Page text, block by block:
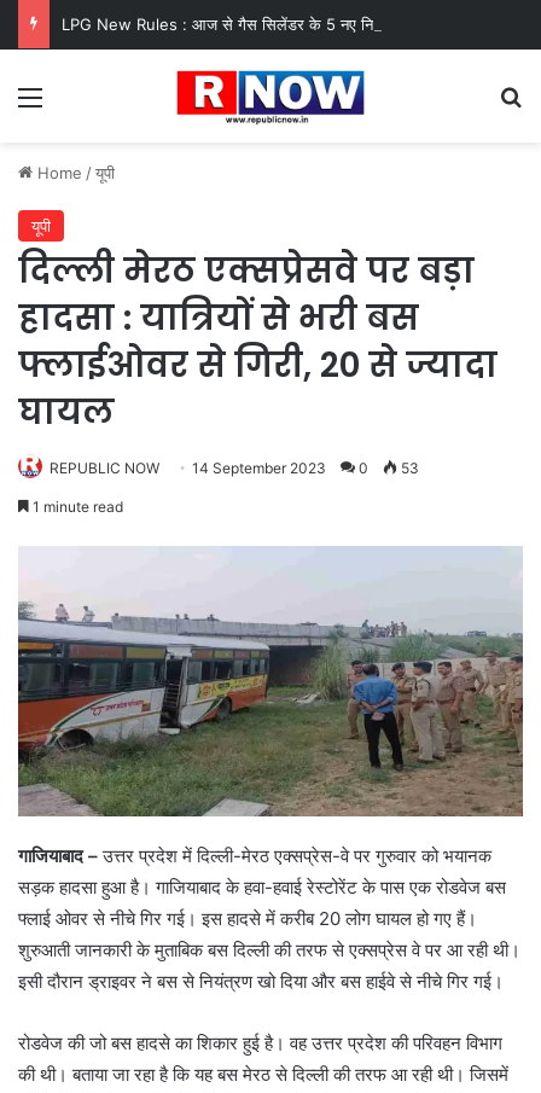
Menu
Home /यूपी
यूपी
दिल्ली मेरठ एक्सप्रेसवे पर बड़ा
हादसा : यात्रियों से भरी बस
फ्लाईओवर से गिरी, 20 से ज्यादा
घायल
REPUBLIC NOW 14 September 2023 0 53
1 minute read
गाजियाबाद –उत्तर प्रदेश में दिल्ली-मेरठ एक्सप्रेस-वे पर गुरुवार को भयानक
सड़क हादसा हुआ है। गाजियाबाद के हवा-हवाई रेस्टोरेंट के पास एक रोडवेज बस
फ्लाई ओवर से नीचे गिर गई। इस हादसे में करीब 20 लोग घायल हो गए हैं।
शुरुआती जानकारी के मुताबिक बस दिल्ली की तरफ से एक्सप्रेस वे पर आ रही थी।
इसी दौरान ड्राइवर ने बस से नियंत्रण खो दिया और बस हाईवे से नीचे गिर गई।
रोडवेज की जो बस हादसे का शिकार हुई है। वह उत्तर प्रदेश की परिवहन विभाग
की थी। बताया जा रहा है कि यह बस मेरठ से दिल्ली की तरफ आ रही थी। जिसमें